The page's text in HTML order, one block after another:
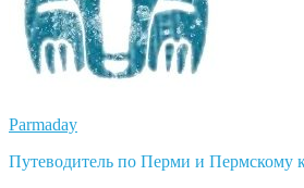
Parmaday
Путеводитель по Перми и Пермскому